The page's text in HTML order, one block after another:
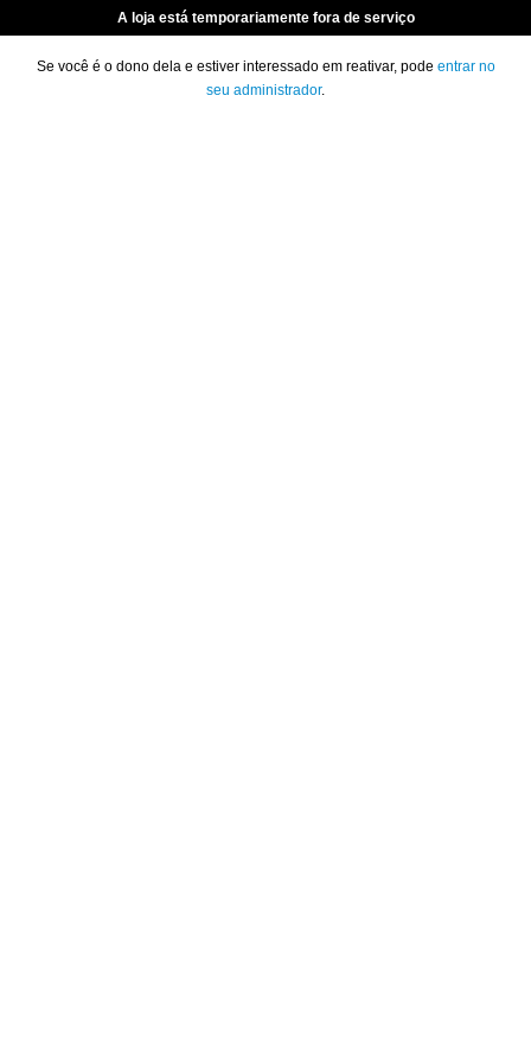
A loja está temporariamente fora de serviço
Se você é o dono dela e estiver interessado em reativar, pode entrar no
seu administrador.